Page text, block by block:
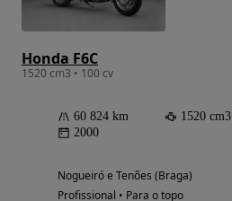
Honda F6C
1520 cm3 • 100 cv
60 824 km 1520 cm3
2000
Nogueiró e Tenões (Braga)
Profissional • Para o topo